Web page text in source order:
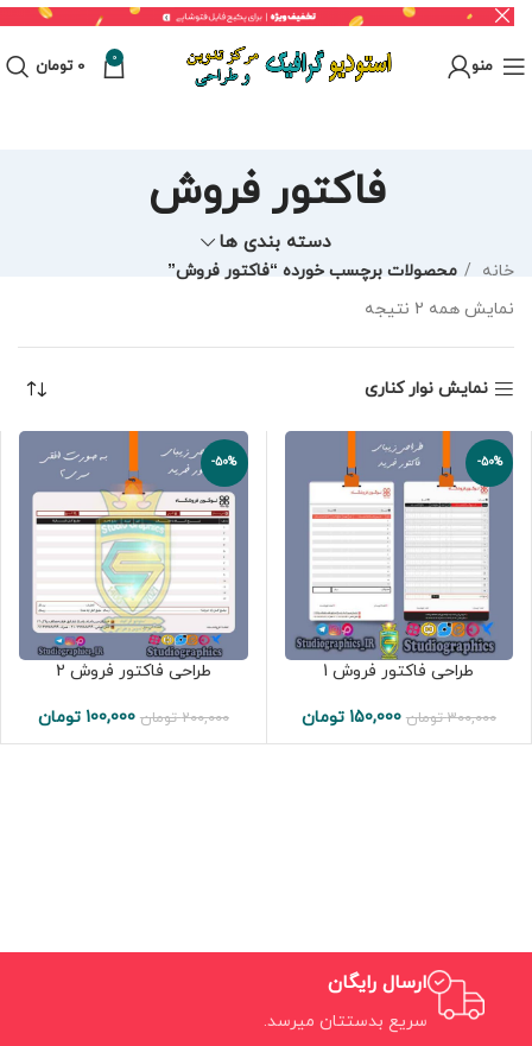
منو 0
0 تومان
فاکتور فروش
دسته بندی ها
خانه
محصولات برچسب خورده “فاکتور فروش”
نمایش همه 2 نتیجه
نمایش نوار کناری
-50%
طراحی فاکتور فروش 1
300,000 تومان 150,000 تومان
-50%
طراحی فاکتور فروش 2
200,000 تومان 100,000 تومان
ارسال رایگان
سریع بدستتان میرسد.